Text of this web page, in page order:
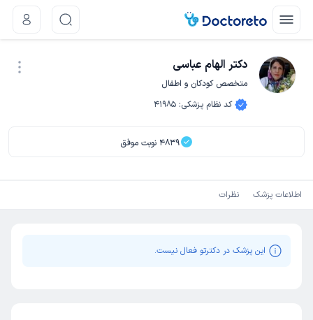
دکتر الهام عباسی
متخصص کودکان و اطفال
کد نظام پزشکی:
41985
4839 نوبت موفق
اطلاعات پزشک نظرات
این پزشک در دکترتو فعال نیست.